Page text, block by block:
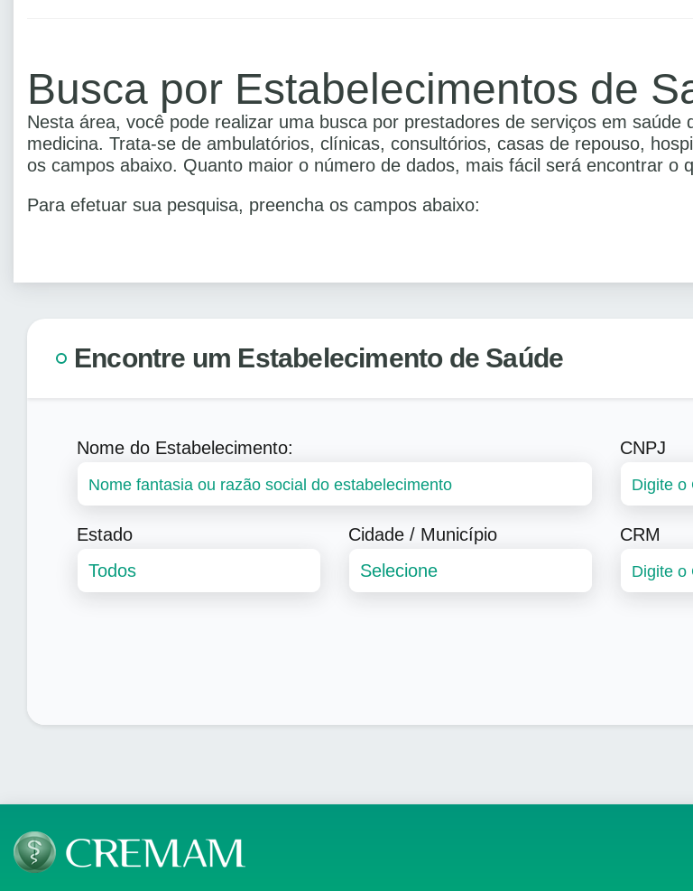
Busca por Estabelecimentos de
Nesta área, você pode realizar uma busca por prestadores de serviços em
medicina. Trata-se de ambulatórios, clínicas, consultórios, casas de repouso,
os campos abaixo. Quanto maior o número de dados, mais fácil será encontrar o
Para efetuar sua pesquisa, preencha os campos abaixo:
Encontre um Estabelecimento de Saúde
Nome do Estabelecimento: CNPJ
Estado Cidade / Município CRM